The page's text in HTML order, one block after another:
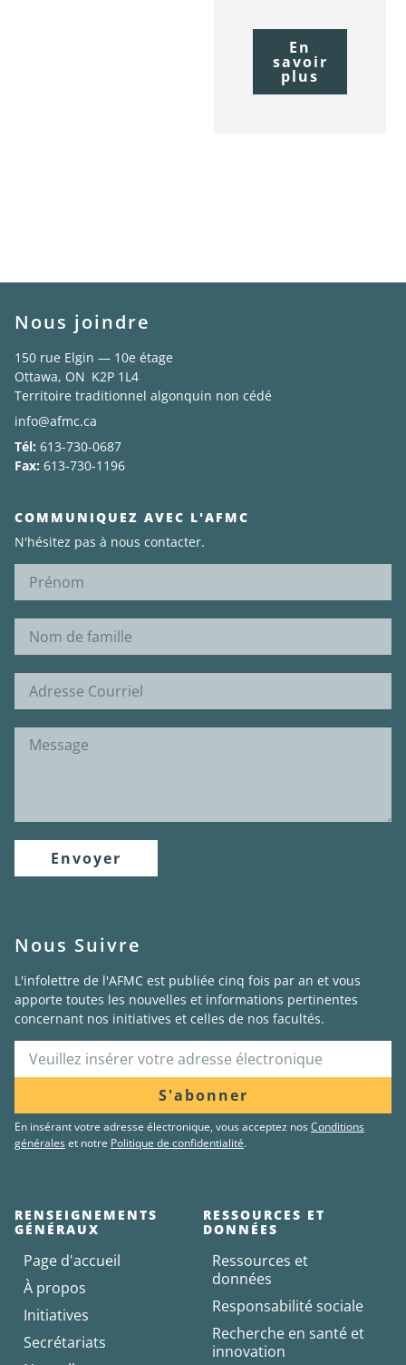
En
savoir
plus
Nous joindre
150 rue Elgin — 10e étage
Ottawa, ON K2P 1L4
Territoire traditionnel algonquin non cédé
info@afmc.ca
Tél: 613-730-0687
Fax: 613-730-1196
COMMUNIQUEZ AVEC L'AFMC
N'hésitez pas à nous contacter.
Envoyer
Nous Suivre
L'infolettre de l'AFMC est publiée cinq fois par an et vous
apporte toutes les nouvelles et informations pertinentes
concernant nos initiatives et celles de nos facultés.
S'abonner
En insérant votre adresse électronique, vous acceptez nosConditions
généraleset notre Politique de confidentialité.
RENSEIGNEMENTS
GÉNÉRAUX
Page d'accueil
À propos
Initiatives
Secrétariats
RESSOURCES ET
DONNÉES
Ressources et
données
Responsabilité sociale
Recherche en santé et
innovation